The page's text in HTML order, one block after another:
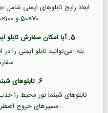
70×50 و 100×70 سانتی‌متر است.
5. آیا امکان سفارش تابلو ایمنی در ابعاد سفارشی وجود دارد؟
بله. می‌توانید تابلو ایمنی را
6. تابلوهای شبنما چه کاربردی دارند؟
تابلوهای شبنما نور محیط را
مسیرهای خروج